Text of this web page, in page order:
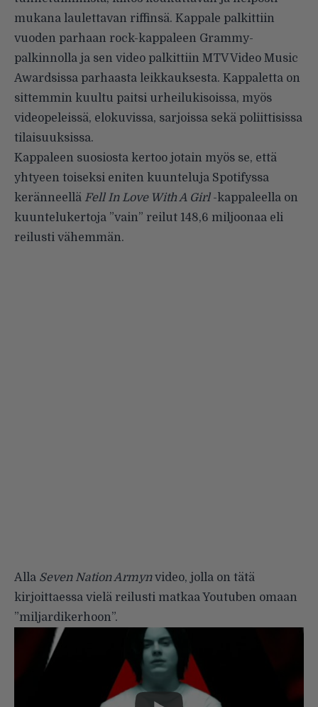
mukana laulettavan riffinsä. Kappale palkittiin
vuoden parhaan rock-kappaleen Grammy-
palkinnolla ja sen video palkittiin MTV Video Music
Awardsissa parhaasta leikkauksesta. Kappaletta on
sittemmin kuultu paitsi urheilukisoissa, myös
videopeleissä, elokuvissa, sarjoissa sekä poliittisissa
tilaisuuksissa.
Kappaleen suosiosta kertoo jotain myös se, että
yhtyeen toiseksi eniten kuunteluja Spotifyssa
keränneellä Fell In Love With A Girl-kappaleella on
kuuntelukertoja ”vain” reilut 148,6 miljoonaa eli
reilusti vähemmän.
Alla Seven Nation Armynvideo, jolla on tätä
kirjoittaessa vielä reilusti matkaa Youtuben omaan
”miljardikerhoon”.